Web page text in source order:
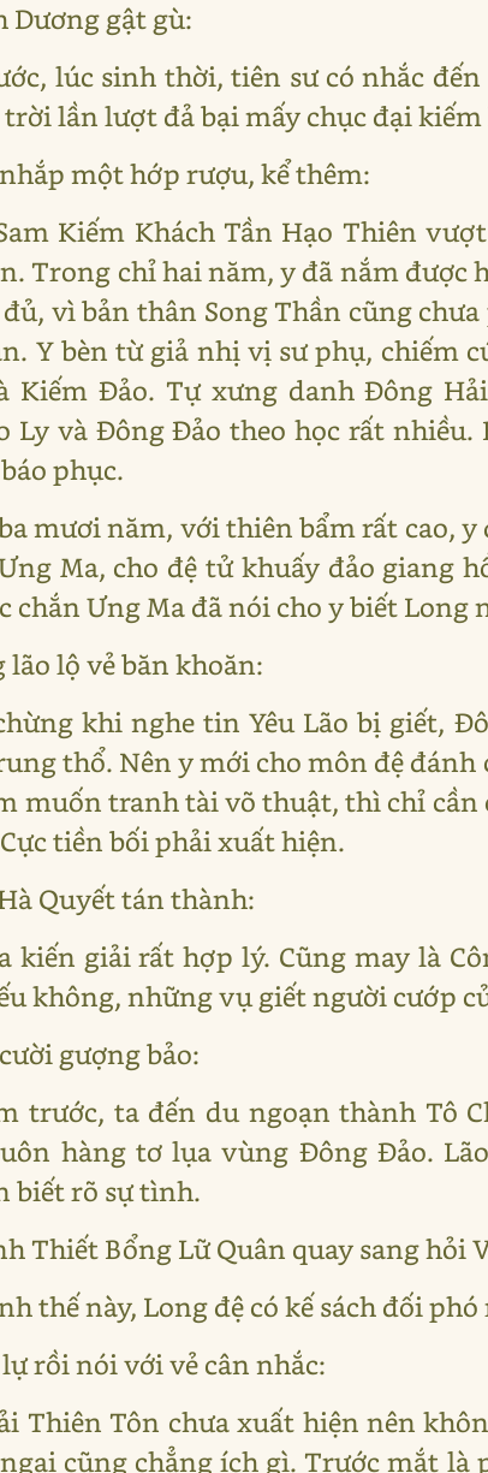
Dương gật gù:
lúc sinh thời, tiên sư có nhắc
lần lượt đả bại mấy chục đại
một hớp rượu, kể thêm:
Kiếm Khách Tần Hạo Thiên
Trong chỉ hai năm, y đã nắm
vì bản thân Song Thần cũng
Y bèn từ giả nhị vị sư phụ, chiếm
Kiếm Đảo. Tự xưng danh Đông
Ly và Đông Đảo theo học rất
phục.
ba mươi năm, với thiên bẩm rất cao,
Ma, cho đệ tử khuấy đảo giang
chắn Ưng Ma đã nói cho y biết Long
lão lộ vẻ băn khoăn:
khi nghe tin Yêu Lão bị giết,
thổ. Nên y mới cho môn đệ
muốn tranh tài võ thuật, thì chỉ
tiền bối phải xuất hiện.
Quyết tán thành:
kiến giải rất hợp lý. Cũng may là
không, những vụ giết người cướp
gượng bảo:
trước, ta đến du ngoạn thành Tô
hàng tơ lụa vùng Đông Đảo.
biết rõ sự tình.
Thiết Bổng Lữ Quân quay sang hỏi
thế này, Long đệ có kế sách đối phó
rồi nói với vẻ cân nhắc:
Thiên Tôn chưa xuất hiện nên
ngại cũng chẳng ích gì. Trước mắt